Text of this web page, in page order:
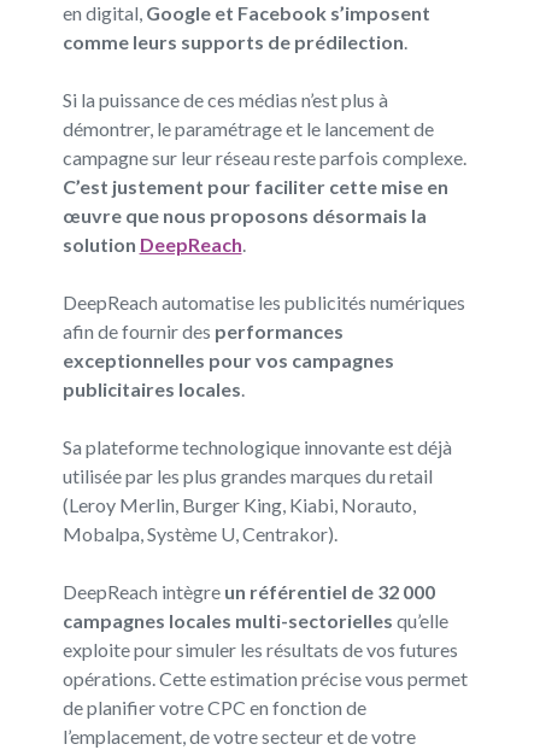
en digital, Google et Facebook s’imposent
comme leurs supports de prédilection.
Si la puissance de ces médias n’est plus à
démontrer, le paramétrage et le lancement de
campagne sur leur réseau reste parfois complexe.
C’est justement pour faciliter cette mise en
œuvre que nous proposons désormais la
solution DeepReach.
DeepReach automatise les publicités numériques
afin de fournir des performances
exceptionnelles pour vos campagnes
publicitaires locales.
Sa plateforme technologique innovante est déjà
utilisée par les plus grandes marques du retail
(Leroy Merlin, Burger King, Kiabi, Norauto,
Mobalpa, Système U, Centrakor).
DeepReach intègreun référentiel de 32 000
campagnes locales multi-sectorielles qu’elle
exploite pour simuler les résultats de vos futures
opérations. Cette estimation précise vous permet
de planifier votre CPC en fonction de
l’emplacement, de votre secteur et de votre